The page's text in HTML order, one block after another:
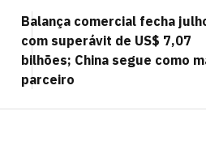
Balança comercial fecha
com superávit de US$ 7,07
bilhões; China segue como
parceiro